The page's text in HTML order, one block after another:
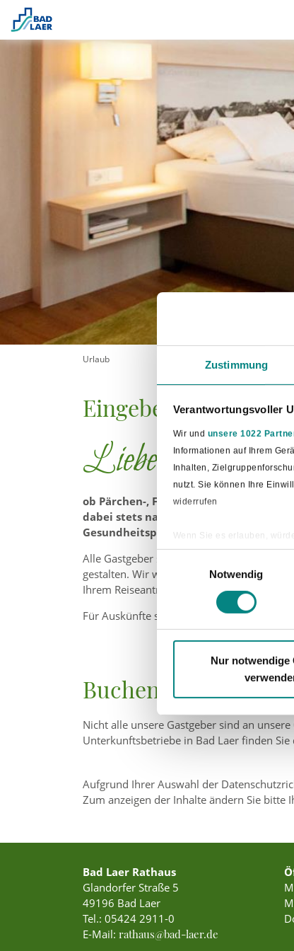
Zustimmung
Verantwortungsvoller
Wir und unsere 1022
Informationen auf Ihrem
Inhalten,
nutzt. Sie können Ihre
widerrufen
Wenn Sie es erlauben,
Ihr Gerät durch
Erfahren Sie mehr
Notwendig
Nur notwendige
Urlaub
Eingebettet in
Liebe Gäste,
ob Pärchen-, Freundinnen- oder
dabei stets natürlich und
Gesundheitsprophylaxe oder
Alle Gastgeber sind bemüht, Ihnen den
gestalten. Wir weisen vorsorglich darauf
Ihrem Reiseantritt variieren können. Alle
Für Auskünfte stehen wir Ihnen gerne nach
Buchen
Nicht alle unsere Gastgeber sind an
Unterkunftsbetriebe in Bad Laer finden
Aufgrund Ihrer Auswahl der
Zum anzeigen der Inhalte ändern Sie bitte
Bad Laer Rathaus
Glandorfer Straße 5
49196 Bad Laer
Tel.: 05424 2911-0
E-Mail: rathaus@bad-laer.de